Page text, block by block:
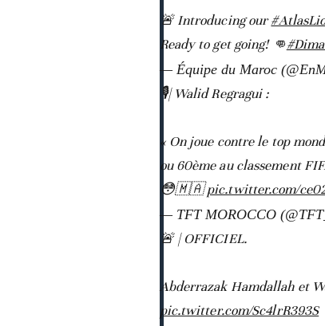
🚨 Introducing our
Ready to get going! 👊
— Équipe du Maroc
🎙️| Walid Regragui :
« On joue contre le top
ou 60ème au classement
😳🇲🇦pic.twitter.com/
— TFT MOROCCO
🚨 | OFFICIEL.
Abderrazak Hamdallah et
pic.twitter.com/Sc4lrR393S